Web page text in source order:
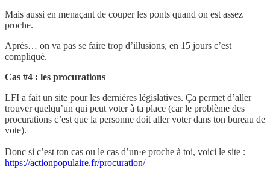
Mais aussi en menaçant de couper les ponts quand on est assez
proche.
Après… on va pas se faire trop d’illusions, en 15 jours c’est
compliqué.
Cas #4 : les procurations
LFI a fait un site pour les dernières législatives. Ça permet d’aller
trouver quelqu’un qui peut voter à ta place (car le problème des
procurations c’est que la personne doit aller voter dans ton bureau de
vote).
Donc si c’est ton cas ou le cas d’un·e proche à toi, voici le site :
https://actionpopulaire.fr/procuration/